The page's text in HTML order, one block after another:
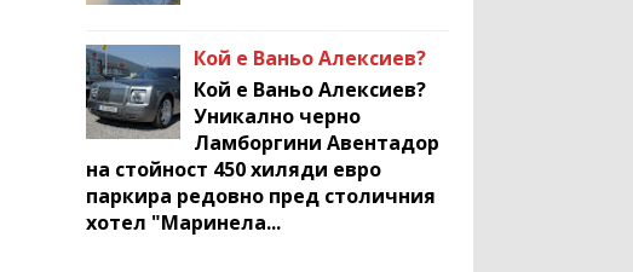
Кой е Ваньо Алексиев?
Кой е Ваньо Алексиев?
Уникално черно
Ламборгини Авентадор
на стойност 450 хиляди евро
паркира редовно пред столичния
хотел "Маринела...